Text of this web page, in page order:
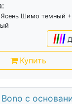
Шимо темный +
||||
Купить
с